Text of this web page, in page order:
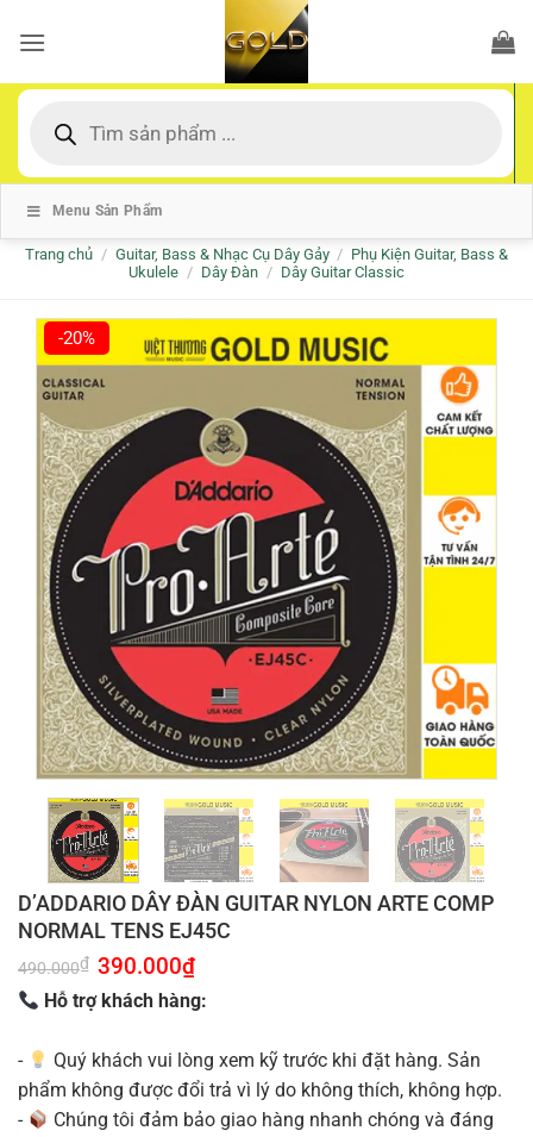
qua
dung
kiếm
Menu Sản Phẩm
Trang chủ / Guitar, Bass & Nhạc Cụ Dây Gảy / Phụ Kiện Guitar, Bass &
Ukulele / Dây Đàn / Dây Guitar Classic
-20%
D’ADDARIO DÂY ĐÀN GUITAR NYLON ARTE COMP
NORMAL TENS EJ45C
490.000₫ Giá
gốc
là:
490.000₫.
390.000₫Giá
tại
là:
Hỗ trợ khách hàng:
-
Quý khách vui lòng xem kỹ trước khi đặt hàng. Sản
phẩm không được đổi trả vì lý do không thích, không hợp.
-
Chúng tôi đảm bảo giao hàng nhanh chóng và đáng